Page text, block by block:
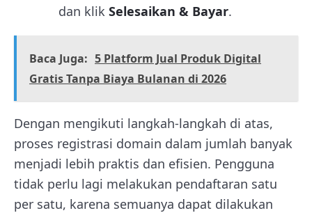
dan klik Selesaikan & Bayar.
Baca Juga: 5 Platform Jual Produk Digital
Gratis Tanpa Biaya Bulanan di 2026
Dengan mengikuti langkah-langkah di atas,
proses registrasi domain dalam jumlah banyak
menjadi lebih praktis dan efisien. Pengguna
tidak perlu lagi melakukan pendaftaran satu
per satu, karena semuanya dapat dilakukan